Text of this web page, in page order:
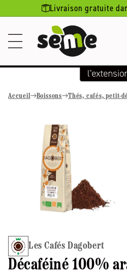
Ignorer et
passer au Livraison gratuite
Accueil Boissons Thés, cafés, petit-
Les Cafés Dagobert
Décaféiné 100%